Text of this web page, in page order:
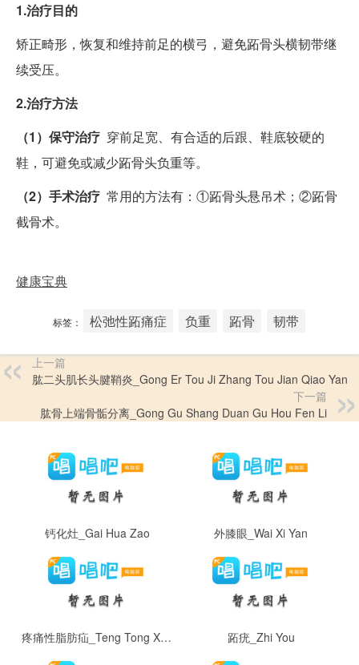
1.治疗目的
矫正畸形，恢复和维持前足的横弓，避免跖骨头横韧带继
续受压。
2.治疗方法
（1）保守治疗 穿前足宽、有合适的后跟、鞋底较硬的
鞋，可避免或减少跖骨头负重等。
（2）手术治疗 常用的方法有：①跖骨头悬吊术；②跖骨
截骨术。
健康宝典
标签： 松弛性跖痛症 负重 跖骨 韧带
上一篇
肱二头肌长头腱鞘炎_Gong Er Tou Ji Zhang Tou Jian Qiao Yan
下一篇
肱骨上端骨骺分离_Gong Gu Shang Duan Gu Hou Fen Li
钙化灶_Gai Hua Zao 外膝眼_Wai Xi Yan
疼痛性脂肪疝_Teng Tong Xing Zhi Fang Shan 跖疣_Zhi You